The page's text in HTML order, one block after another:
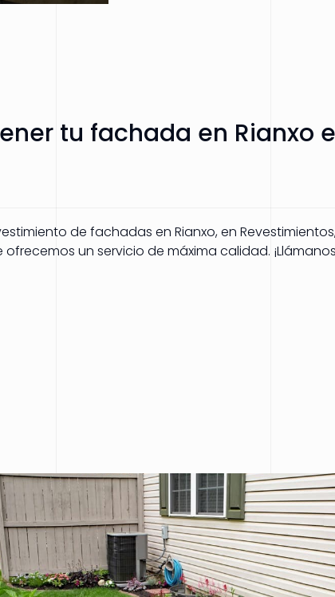
tu fachada en Rianxo
de fachadas en Rianxo, en
ofrecemos un servicio de máxima calidad.